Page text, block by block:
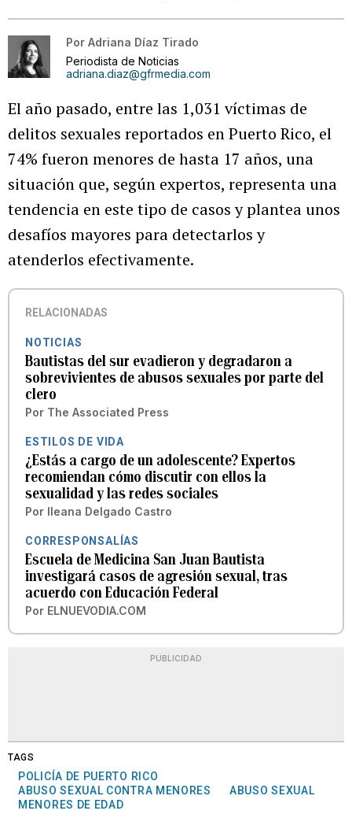
Por Adriana Díaz Tirado
Periodista de Noticias
adriana.diaz@gfrmedia.com
El año pasado, entre las 1,031 víctimas de
delitos sexuales reportados en Puerto Rico, el
74% fueron menores de hasta 17 años, una
situación que, según expertos, representa una
tendencia en este tipo de casos y plantea unos
desafíos mayores para detectarlos y
atenderlos efectivamente.
RELACIONADAS
NOTICIAS
Bautistas del sur evadieron y degradaron a
sobrevivientes de abusos sexuales por parte del
clero
Por The Associated Press
ESTILOS DE VIDA
¿Estás a cargo de un adolescente? Expertos
recomiendan cómo discutir con ellos la
sexualidad y las redes sociales
Por Ileana Delgado Castro
CORRESPONSALÍAS
Escuela de Medicina San Juan Bautista
investigará casos de agresión sexual, tras
acuerdo con Educación Federal
Por ELNUEVODIA.COM
PUBLICIDAD
TAGS
POLICÍA DE PUERTO RICO
ABUSO SEXUAL CONTRA MENORES
ABUSO SEXUAL
MENORES DE EDAD